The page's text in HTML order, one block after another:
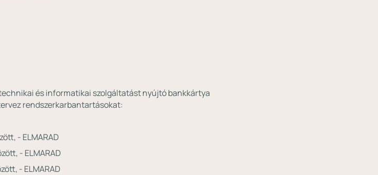
és informatikai szolgáltatást nyújtó bankkártya
rendszerkarbantartásokat:
- ELMARAD
- ELMARAD
- ELMARAD